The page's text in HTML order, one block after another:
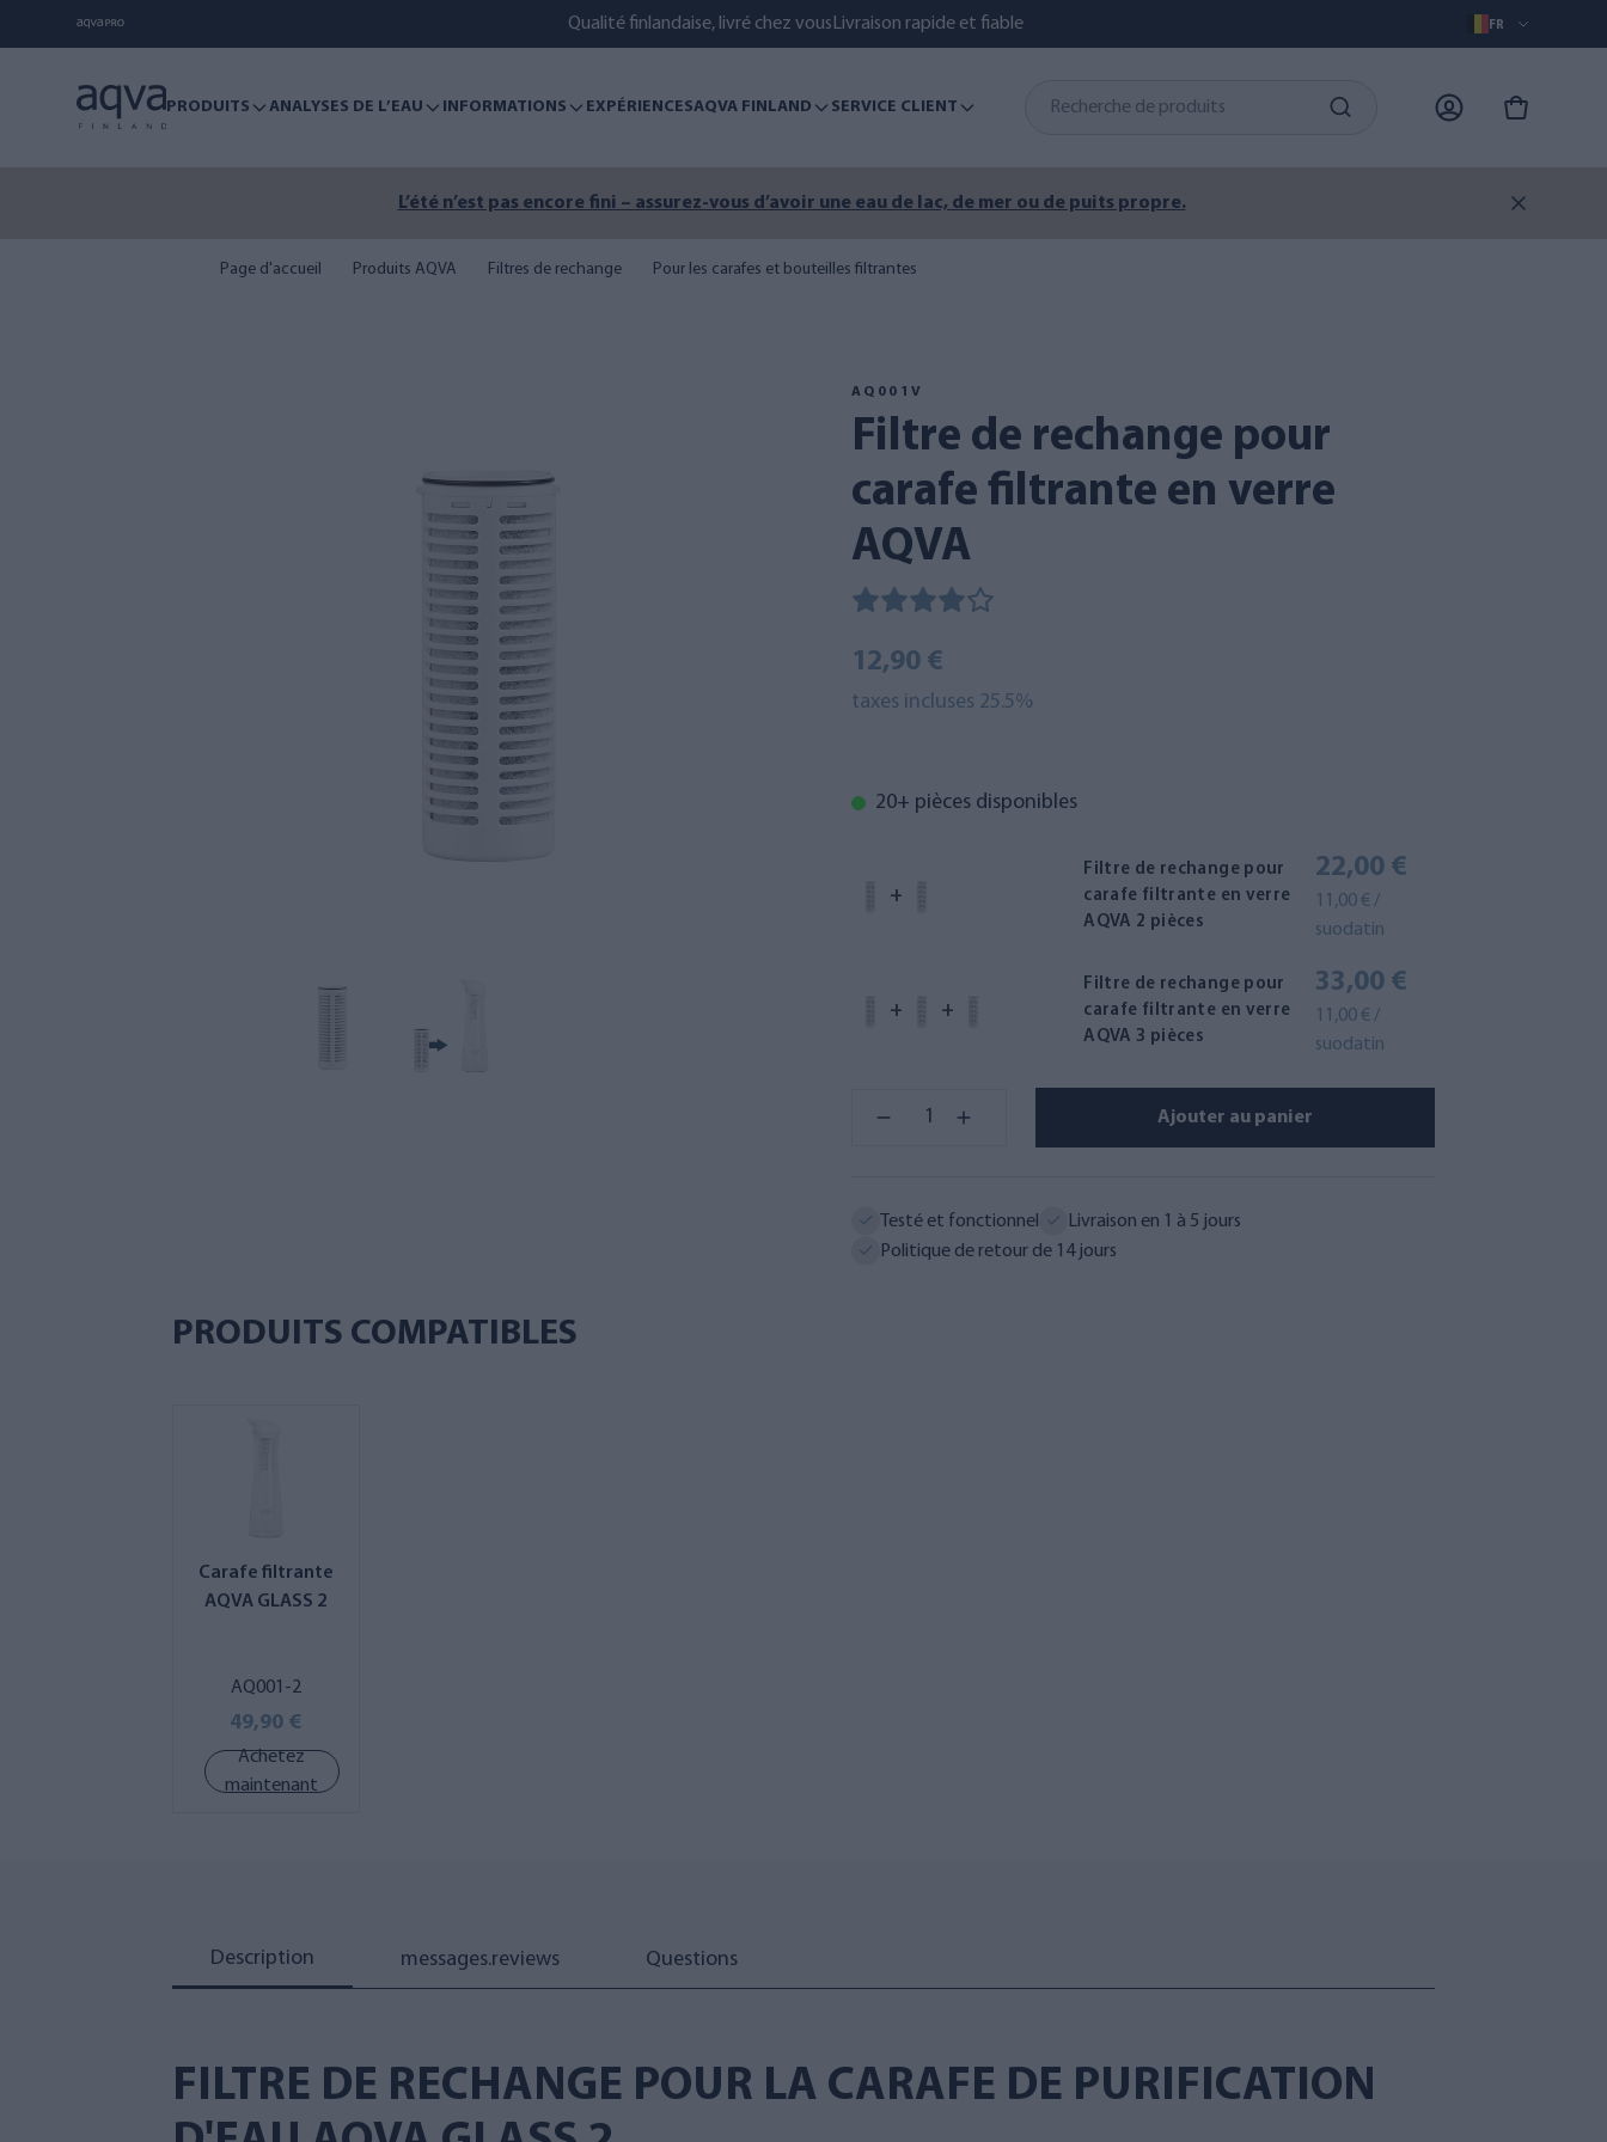
Qualité finlandaise, livré chez vous Livraison rapide et fiable FR
PRODUITS ANALYSES DE L’EAU INFORMATIONS EXPÉRIENCESAQVA FINLAND SERVICE CLIENT
L’été n’est pas encore fini – assurez-vous d’avoir une eau de lac, de mer ou de puits propre.
Page d'accueil Produits AQVA Filtres de rechange Pour les carafes et bouteilles filtrantes
AQ001V
Filtre de rechange pour
carafe filtrante en verre
AQVA
12,90 €
taxes incluses 25.5%
20+ pièces disponibles
+
Filtre de rechange pour
carafe filtrante en verre
AQVA 2 pièces
22,00 €
11,00 € /
suodatin
+ +
Filtre de rechange pour
carafe filtrante en verre
AQVA 3 pièces
33,00 €
11,00 € /
suodatin
Ajouter au panier
Testé et fonctionnel
Livraison en 1 à 5 jours
Politique de retour de 14 jours
PRODUITS COMPATIBLES
Carafe filtrante
AQVA GLASS 2
AQ001-2
49,90 €
Achetez
maintenant
Description messages.reviews Questions
FILTRE DE RECHANGE POUR LA CARAFE DE PURIFICATION